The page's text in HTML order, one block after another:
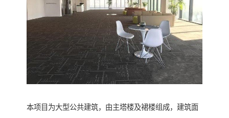
本项目为大型公共建筑，由主塔楼及裙楼组成，建筑面